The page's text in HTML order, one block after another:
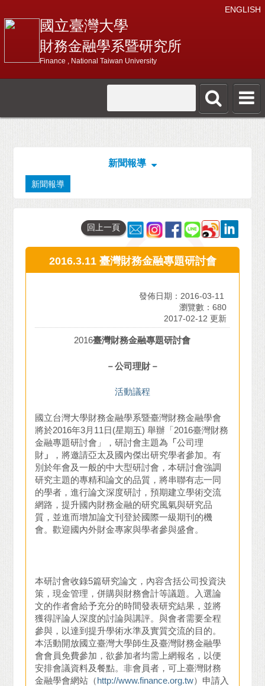
ENGLISH
國立臺灣大學
財務金融學系暨研究所
Finance , National Taiwan University
新聞報導
新聞報導
回上一頁
2016.3.11 臺灣財務金融專題研討會
發佈日期：2016-03-11
瀏覽數：680
2017-02-12 更新
2016臺灣財務金融專題研討會
－公司理財－
活動議程
國立台灣大學財務金融學系暨臺灣財務金融學會
將於2016年3月11日(星期五) 舉辦「2016臺灣財務
金融專題研討會」，研討會主題為 「公司理
財 」
，將邀請亞太及國內傑出研究學者參加。有
別於年會及一般的中大型研討會，本研討會強調
研究主題的專精和論文的品質，將串聯有志一同
的學者，進行論文深度研討，預期建立學術交流
網路，提升國內財務金融的研究風氣與研究品
質，並進而增加論文刊登於國際一級期刊的機
會。歡迎國內外財金專家與學者參與盛會。
本研討會收錄5篇研究論文，內容含括公司投資決
策，現金管理，併購與財務會計等議題。入選論
文的作者會給予充分的時間發表研究結果，並將
獲得評論人深度的討論與講評。與會者需要全程
參與，以達到提升學術水準及實質交流的目的。
本活動開放國立臺灣大學師生及臺灣財務金融學
會會員免費參加，欲參加者均需上網報名，以便
安排會議資料及餐點。非會員者，可上臺灣財務
金融學會網站（http://www.finance.org.tw）申請入